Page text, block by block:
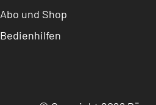
Abo und Shop
Bedienhilfen